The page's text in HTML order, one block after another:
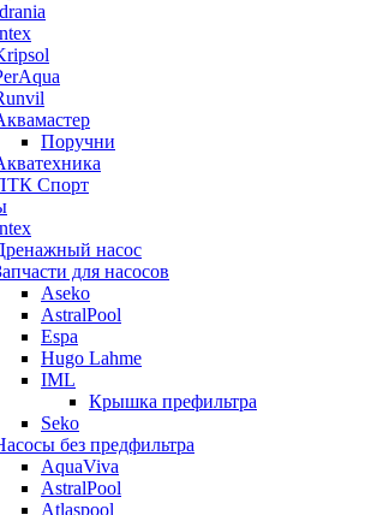
Поручни
Спорт
насос
для насосов
Aseko
AstralPool
Espa
Hugo Lahme
IML
Крышка префильтра
Seko
без предфильтра
AquaViva
AstralPool
Atlaspool